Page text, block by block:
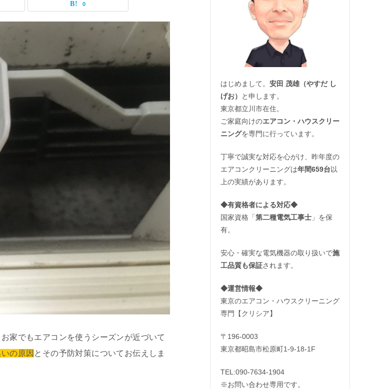
0
家でもエアコンを使うシーズンが近づいて
の原因 とその予防対策についてお伝えしま
はじめまして。 安田 茂雄（やすだ し
げお）
と申します。
東京都立川市在住。
ご家庭向けのエアコン・ハウスクリー
ニングを専門に行っています。
丁寧で誠実な対応を心がけ、昨年度の
エアコンクリーニングは年間659台以
上の実績があります。
◆有資格者による対応◆
国家資格「第二種電気工事士 」を保
有。
安心・確実な電気機器の取り扱いで施
工品質も保証されます。
◆運営情報◆
東京のエアコン・ハウスクリーニング
専門【クリシア】
〒196-0003
東京都昭島市松原町1-9‐18‐1F
TEL:090-7634-1904
※お問い合わせ専用です。